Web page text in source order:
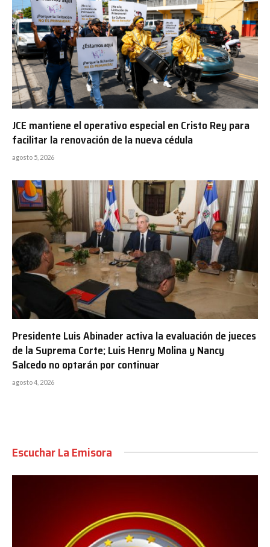
JCE mantiene el operativo especial en Cristo Rey para
facilitar la renovación de la nueva cédula
agosto 5, 2026
Presidente Luis Abinader activa la evaluación de jueces
de la Suprema Corte; Luis Henry Molina y Nancy
Salcedo no optarán por continuar
agosto 4, 2026
Escuchar La Emisora